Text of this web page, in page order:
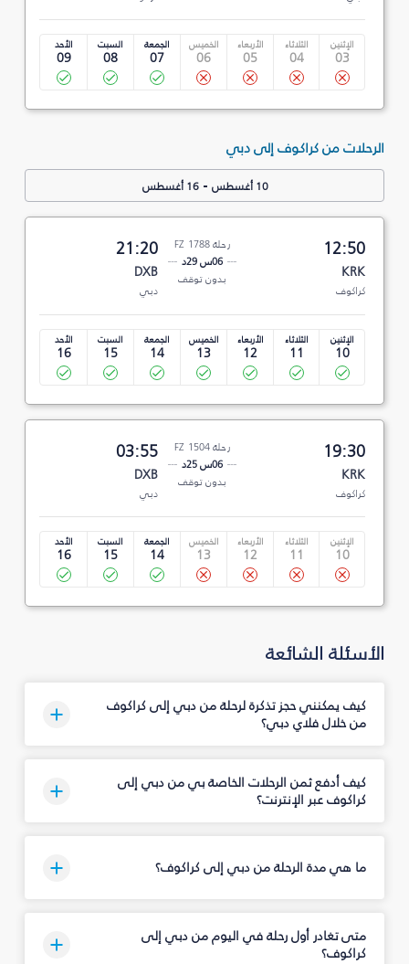
الإثنين
03
الثلاثاء
04
الأربعاء
05
الخميس
06
الجمعة
07
السبت
08
الأحد
09
الرحلات من كراكوف إلى دبي
10 أغسطس -16 أغسطس
12:50
KRK
كراكوف
رحلة FZ 1788
06س 29د
بدون توقف
21:20
DXB
دبي
الإثنين
10
الثلاثاء
11
الأربعاء
12
الخميس
13
الجمعة
14
السبت
15
الأحد
16
19:30
KRK
كراكوف
رحلة FZ 1504
06س 25د
بدون توقف
03:55
DXB
دبي
الإثنين
10
الثلاثاء
11
الأربعاء
12
الخميس
13
الجمعة
14
السبت
15
الأحد
16
الأسئلة الشائعة
كيف يمكنني حجز تذكرة لرحلة من دبي إلى كراكوف
من خلال فلاي دبي؟
كيف أدفع ثمن الرحلات الخاصة بي من دبي إلى
كراكوف عبر الإنترنت؟
ما هي مدة الرحلة من دبي إلى كراكوف؟
متى تغادر أول رحلة في اليوم من دبي إلى
كراكوف؟